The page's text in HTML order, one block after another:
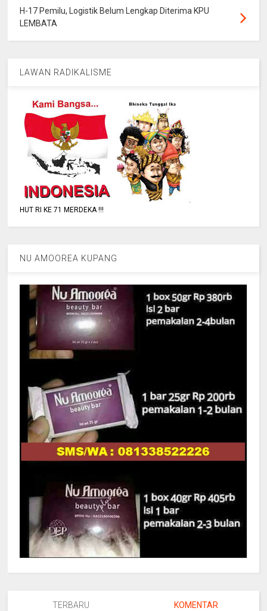
H-17 Pemilu, Logistik Belum Lengkap Diterima KPU
LEMBATA
LAWAN RADIKALISME
HUT RI KE 71 MERDEKA !!!
NU AMOOREA KUPANG
TERBARU KOMENTAR